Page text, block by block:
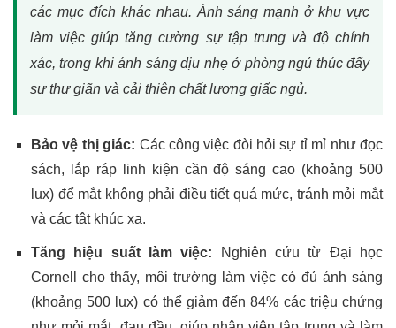
các mục đích khác nhau. Ánh sáng mạnh ở khu vực
làm việc giúp tăng cường sự tập trung và độ chính
xác, trong khi ánh sáng dịu nhẹ ở phòng ngủ thúc đẩy
sự thư giãn và cải thiện chất lượng giấc ngủ.
Bảo vệ thị giác: Các công việc đòi hỏi sự tỉ mỉ như đọc
sách, lắp ráp linh kiện cần độ sáng cao (khoảng 500
lux) để mắt không phải điều tiết quá mức, tránh mỏi mắt
và các tật khúc xạ.
Tăng hiệu suất làm việc: Nghiên cứu từ Đại học
Cornell cho thấy, môi trường làm việc có đủ ánh sáng
(khoảng 500 lux) có thể giảm đến 84% các triệu chứng